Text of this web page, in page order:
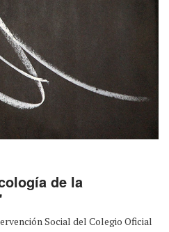
de la
Social del Colegio Oficial